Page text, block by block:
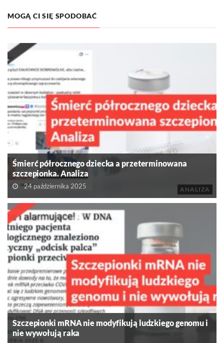
MOGĄ CI SIĘ SPODOBAĆ
ANALIZA
Śmierć półrocznego dziecka a przeterminowana
szczepionka. Analiza
24 października 2025
Szczepionki mRNA nie modyfikują ludzkiego genomu i
nie wywołują raka